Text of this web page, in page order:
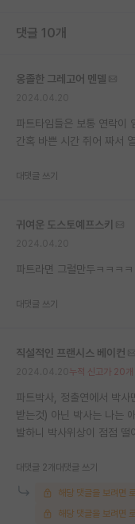
이벤트
재팬라운지 🌸
댓글 10개
옹졸한 그레고어 멘델
파트타임들은 보통 연락이
간혹 바쁜 시간 쥐어 짜서
대댓글 쓰기
귀여운 도스토예프스키
파트라면 그럴만두ㅋㅋㅋㅋ
대댓글 쓰기
직설적인 프랜시스 베이컨
누적 신고가 20개
파트박사, 정출연에서 박
받는것) 아닌 박사는 나는
발하니 박사위상이 점점 떨
대댓글 2개 대댓글 쓰기
해당 댓글을 보려면
해당 댓글을 보려면